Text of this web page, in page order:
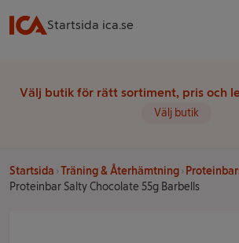
Startsida ica.se
Välj butik för rätt sortiment, pris och
Välj butik
Startsida Träning & Återhämtning
Proteinbar Salty Chocolate 55g Barbells